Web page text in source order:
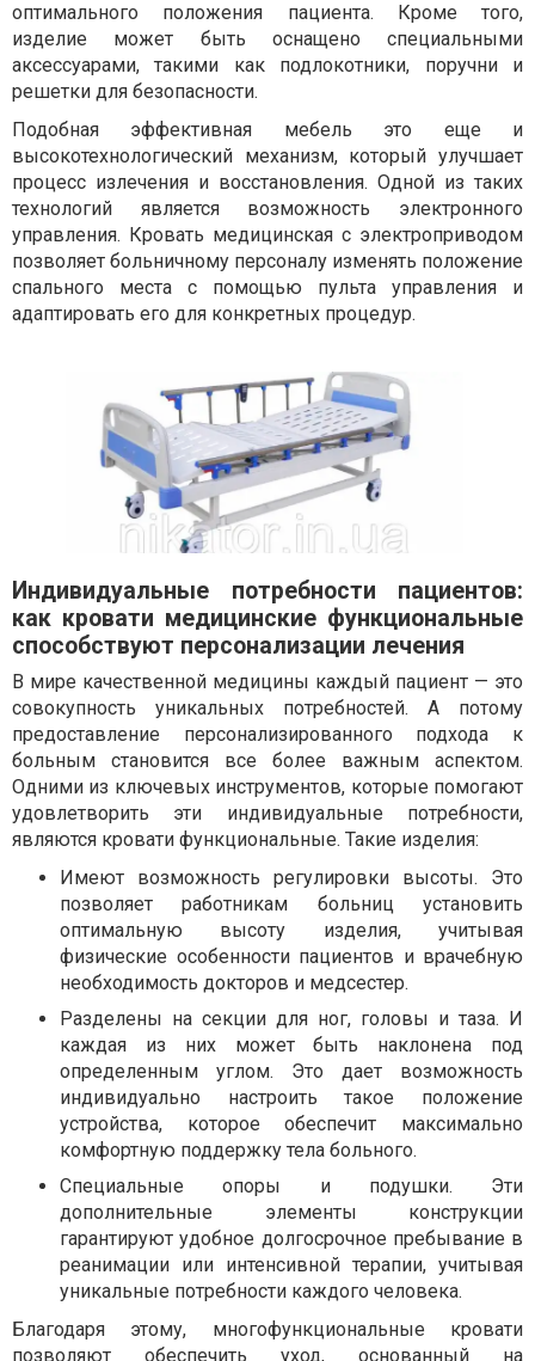
оптимального положения пациента. Кроме того,
изделие может быть оснащено специальными
аксессуарами, такими как подлокотники, поручни и
решетки для безопасности.
Подобная эффективная мебель это еще и
высокотехнологический механизм, который улучшает
процесс излечения и восстановления. Одной из таких
технологий является возможность электронного
управления. Кровать медицинская с электроприводом
позволяет больничному персоналу изменять положение
спального места с помощью пульта управления и
адаптировать его для конкретных процедур.
Индивидуальные потребности пациентов:
как кровати медицинские функциональные
способствуют персонализации лечения
В мире качественной медицины каждый пациент — это
совокупность уникальных потребностей. А потому
предоставление персонализированного подхода к
больным становится все более важным аспектом.
Одними из ключевых инструментов, которые помогают
удовлетворить эти индивидуальные потребности,
являются кровати функциональные. Такие изделия:
Имеют возможность регулировки высоты. Это
позволяет работникам больниц установить
оптимальную высоту изделия, учитывая
физические особенности пациентов и врачебную
необходимость докторов и медсестер.
Разделены на секции для ног, головы и таза. И
каждая из них может быть наклонена под
определенным углом. Это дает возможность
индивидуально настроить такое положение
устройства, которое обеспечит максимально
комфортную поддержку тела больного.
Специальные опоры и подушки. Эти
дополнительные элементы конструкции
гарантируют удобное долгосрочное пребывание в
реанимации или интенсивной терапии, учитывая
уникальные потребности каждого человека.
Благодаря этому, многофункциональные кровати
позволяют обеспечить уход, основанный на